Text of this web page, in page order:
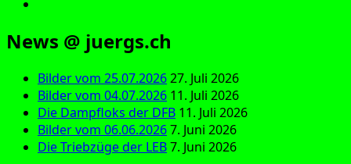
News @ juergs.ch
Bilder vom 25.07.202627. Juli 2026
Bilder vom 04.07.2026 11. Juli 2026
Die Dampfloks der DFB 11. Juli 2026
Bilder vom 06.06.20267. Juni 2026
Die Triebzüge der LEB7. Juni 2026